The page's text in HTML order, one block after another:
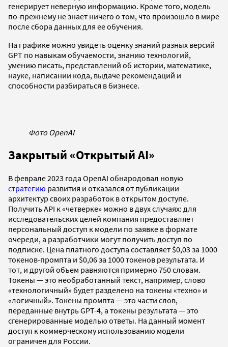
генерирует неверную информацию. Кроме того, модель
по-прежнему не знает ничего о том, что произошло в мире
после сбора данных для ее обучения.
На графике можно увидеть оценку знаний разных версий
GPT по навыкам обучаемости, знанию технологий,
умению писать, представлений об истории, математике,
науке, написании кода, выдаче рекомендаций и
способности разбираться в бизнесе.
Фото OpenAI
Закрытый «Открытый AI»
В феврале 2023 года OpenAI обнародовал новую
стратегию развития и отказался от публикации
архитектур своих разработок в открытом доступе.
Получить API к «четверке» можно в двух случаях: для
исследовательских целей компания предоставляет
персональный доступ к модели по заявке в формате
очереди, а разработчики могут получить доступ по
подписке. Цена платного доступа составляет $0,03 за 1000
токенов-промпта и $0,06 за 1000 токенов результата. И
тот, и другой объем равняются примерно 750 словам.
Токены — это необработанный текст, например, слово
«технологичный» будет разделено на токены «техно» и
«логичный». Токены промпта — это части слов,
переданные внутрь GPT-4, а токены результата — это
сгенерированные моделью ответы. На данный момент
доступ к коммерческому использованию модели
ограничен для России.